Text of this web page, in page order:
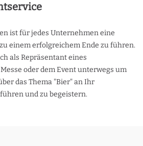
ist für jedes Unternehmen eine
einem erfolgreichem Ende zu führen.
als Repräsentant eines
oder dem Event unterwegs um
das Thema "Bier" an Ihr
und zu begeistern.